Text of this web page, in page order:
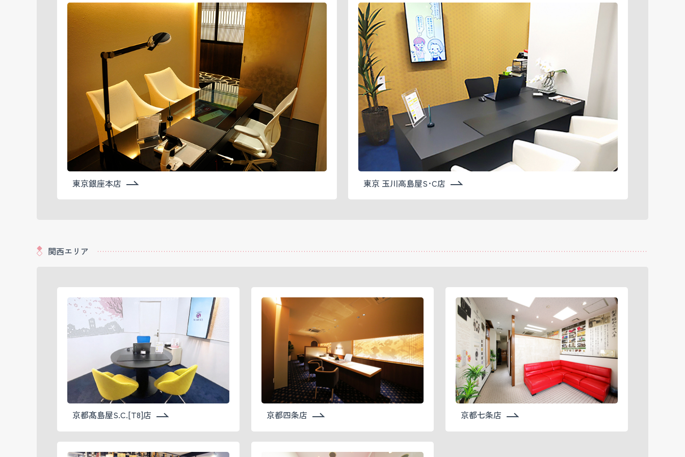
東京銀座本店 東京 玉川高島屋S･C店
関西エリア
京都髙島屋S.C.[T8]店 京都四条店 京都七条店